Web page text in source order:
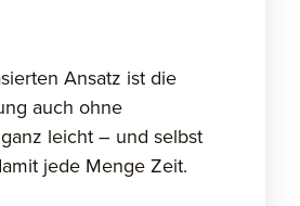
Ansatz ist die
auch ohne
leicht – und selbst
jede Menge Zeit.